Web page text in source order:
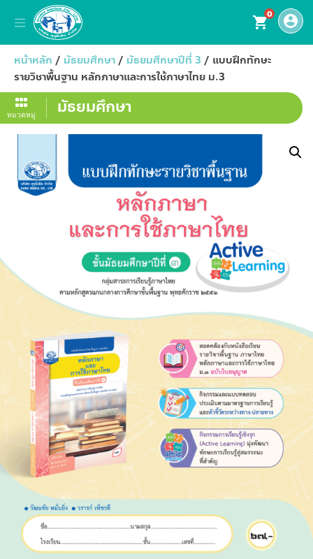
account_circle
shopping_cart0
หน้าหลัก / มัธยมศึกษา/ มัธยมศึกษาปีที่ 3 / แบบฝึกทักษะ
รายวิชาพื้นฐาน หลักภาษาและการใช้ภาษาไทย ม.3
หมวดหมู่ มัธยมศึกษา